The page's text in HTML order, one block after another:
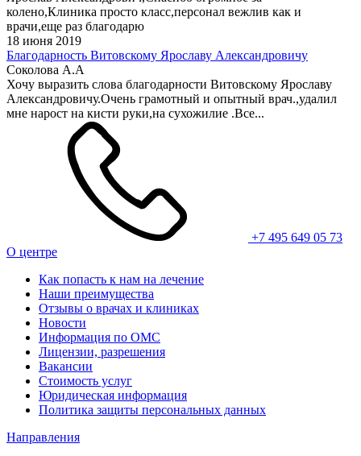
колено,Клиника просто класс,персонал вежлив как и
врачи,еще раз благодарю
18 июня 2019
Благодарность Витовскому Ярославу Александровичу
Соколова А.А
Хочу выразить слова благодарности Витовскому Ярославу
Александровичу.Очень грамотный и опытный врач.,удалил
мне нарост на кисти руки,на сухожилие .Все...
+7 495 649 05 73
О центре
Как попасть к нам на лечение
Наши преимущества
Отзывы о врачах и клиниках
Новости
Информация по ОМС
Лицензии, разрешения
Вакансии
Стоимость услуг
Юридическая информация
Политика защиты персональных данных
Направления